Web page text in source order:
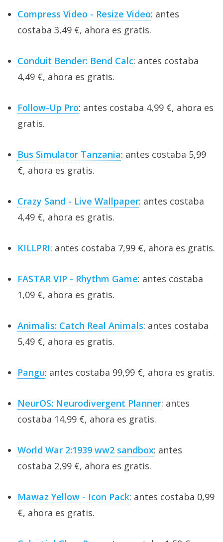
Compress Video - Resize Video: antes
costaba 3,49 €, ahora es gratis.
Conduit Bender: Bend Calc: antes costaba
4,49 €, ahora es gratis.
Follow-Up Pro: antes costaba 4,99 €, ahora es
gratis.
Bus Simulator Tanzania: antes costaba 5,99
€, ahora es gratis.
Crazy Sand - Live Wallpaper: antes costaba
4,49 €, ahora es gratis.
KILLPRI: antes costaba 7,99 €, ahora es gratis.
FASTAR VIP - Rhythm Game: antes costaba
1,09 €, ahora es gratis.
Animalis: Catch Real Animals: antes costaba
5,49 €, ahora es gratis.
Pangu: antes costaba 99,99 €, ahora es gratis.
NeurOS: Neurodivergent Planner: antes
costaba 14,99 €, ahora es gratis.
World War 2:1939 ww2 sandbox: antes
costaba 2,99 €, ahora es gratis.
Mawaz Yellow - Icon Pack: antes costaba 0,99
€, ahora es gratis.